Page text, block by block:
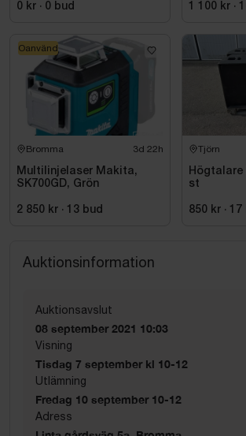
0 kr · 0 bud 1 100 kr ·
Bromma 3d 22h
Multilinjelaser Makita,
SK700GD, Grön
2 850 kr · 13 bud
Oanvänd
Tjörn
Högtalare
st
850 kr · 17
Auktionsinformation
Auktionsavslut
08 september 2021 10:03
Visning
Tisdag 7 september kl 10-12
Utlämning
Fredag 10 september 10-12
Adress